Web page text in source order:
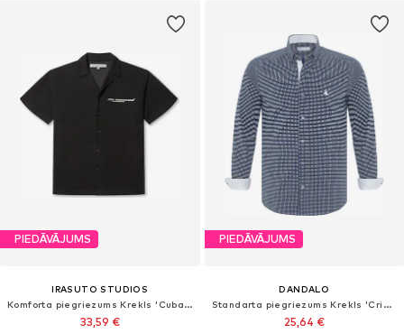
PIEDĀVĀJUMS
IRASUTO STUDIOS
Komforta piegriezums Krekls 'Cuban'
33,59 €
PIEDĀVĀJUMS
DANDALO
Standarta piegriezums Krekls 'Cristophe'
25,64 €